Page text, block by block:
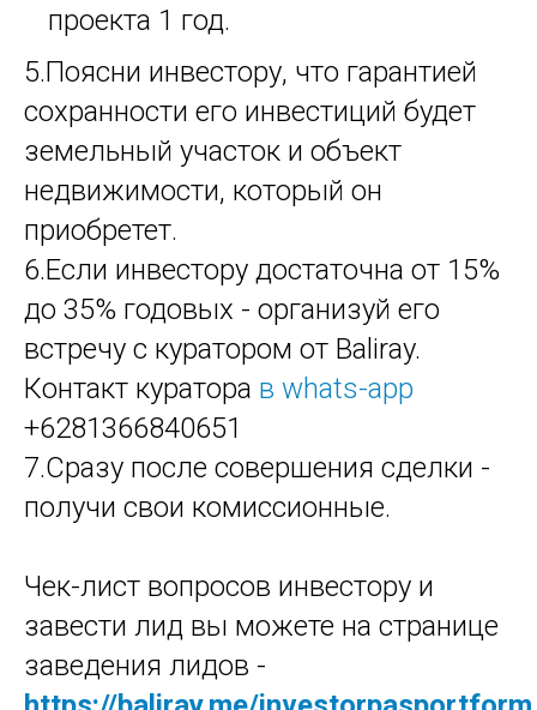
проекта 1 год.
5.Поясни инвестору, что гарантией
сохранности его инвестиций будет
земельный участок и объект
недвижимости, который он
приобретет.
6.Если инвестору достаточна от 15%
до 35% годовых - организуй его
встречу с куратором от Baliray.
Контакт куратора в whats-app
+6281366840651
7.Сразу после совершения сделки -
получи свои комиссионные.
Чек-лист вопросов инвестору и
завести лид вы можете на странице
заведения лидов -